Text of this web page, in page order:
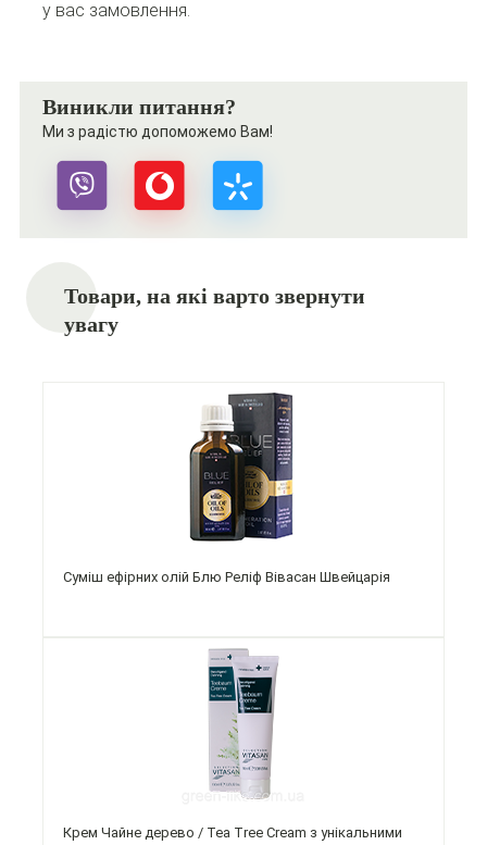
у вас замовлення.
Виникли питання?
Ми з радістю допоможемо Вам!
Товари, на які варто звернути
увагу
Суміш ефірних олій Блю Реліф Вівасан Швейцарія
Крем Чайне дерево / Tea Tree Cream з унікальними